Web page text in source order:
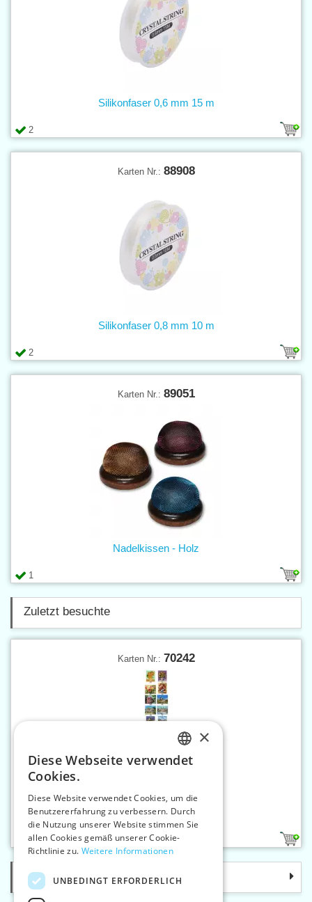
2
Silikonfaser 0,6 mm 15 m
Karten Nr.: 88908
2
Silikonfaser 0,8 mm 10 m
Karten Nr.: 89051
1
Nadelkissen - Holz
Zuletzt besuchte
Karten Nr.: 70242
22
Stickvorlage 40 x 50 cm
Kategorie
CZECH
ENGLISH
×
Diese Webseite verwendet
Cookies.
Diese Website verwendet Cookies, um die
Benutzererfahrung zu verbessern. Durch
die Nutzung unserer Website stimmen Sie
allen Cookies gemäß unserer Cookie-
Richtlinie zu. Weitere Informationen
UNBEDINGT ERFORDERLICH